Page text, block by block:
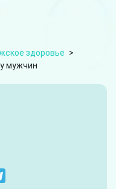
здоровье >
мужчин